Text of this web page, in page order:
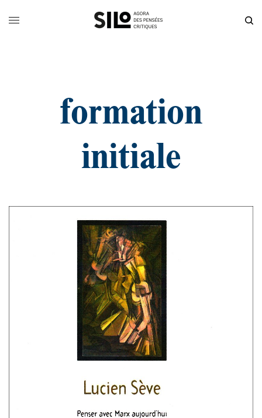
formation
initiale